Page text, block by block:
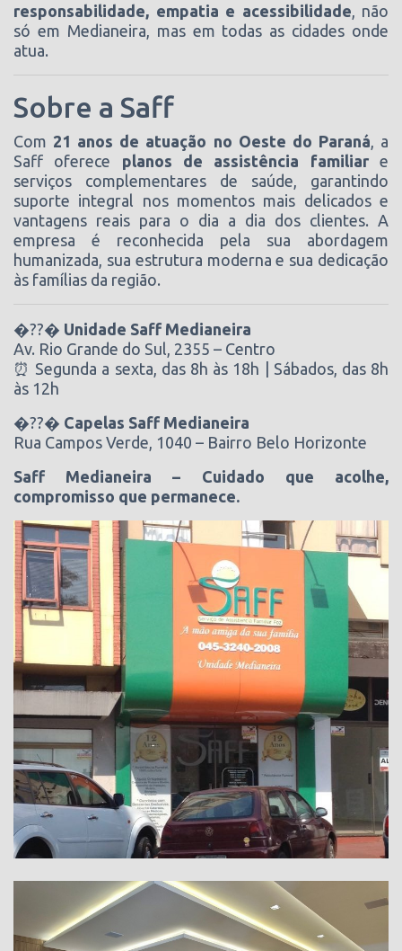
responsabilidade, empatia e acessibilidade, não
só em Medianeira, mas em todas as cidades onde
atua.
Sobre a Saff
Com 21 anos de atuação no Oeste do Paraná, a
Saff oferece planos de assistência familiare
serviços complementares de saúde, garantindo
suporte integral nos momentos mais delicados e
vantagens reais para o dia a dia dos clientes. A
empresa é reconhecida pela sua abordagem
humanizada, sua estrutura moderna e sua dedicação
às famílias da região.
�??� Unidade Saff Medianeira
Av. Rio Grande do Sul, 2355 – Centro
⏰ Segunda a sexta, das 8h às 18h | Sábados, das 8h
às 12h
�??� Capelas Saff Medianeira
Rua Campos Verde, 1040 – Bairro Belo Horizonte
Saff Medianeira – Cuidado que acolhe,
compromisso que permanece.